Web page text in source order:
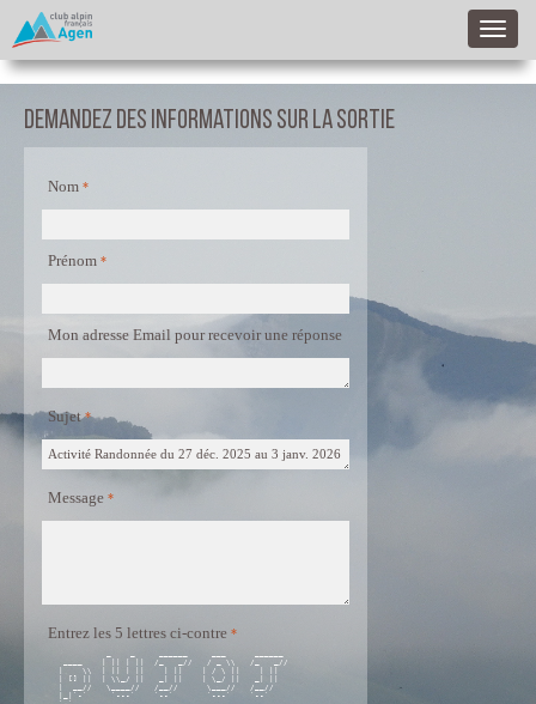
Demandez des informations sur la sortie
Nom
Prénom
Mon adresse Email pour recevoir une réponse
Sujet
Message
Entrez les 5 lettres ci-contre
  ____    | || | ||  /_   _//   / _ \\   /_   _//
|    \\  | || | ||    | ||    | / \ ||    | ||
| [] ||  | \\_/ ||   _| ||    | \_/ ||   _| ||
|  __//   \____//   /__//      \___//   /__//
|_|`-`     `---`    `--`       `---`    `--`